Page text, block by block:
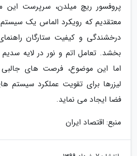
پروفسور ریچ میلدن، سرپرست این
معتقدیم که رویکرد الماس یک
درخشندگی و کیفیت ستارگان
بخشد. تعامل اتم و نور در لایه
اما این موضوع، فرصت های جالبی
لیزرها برای تقویت عملکرد سیستم
فضا ایجاد می نماید.
منبع: اقتصاد ایران